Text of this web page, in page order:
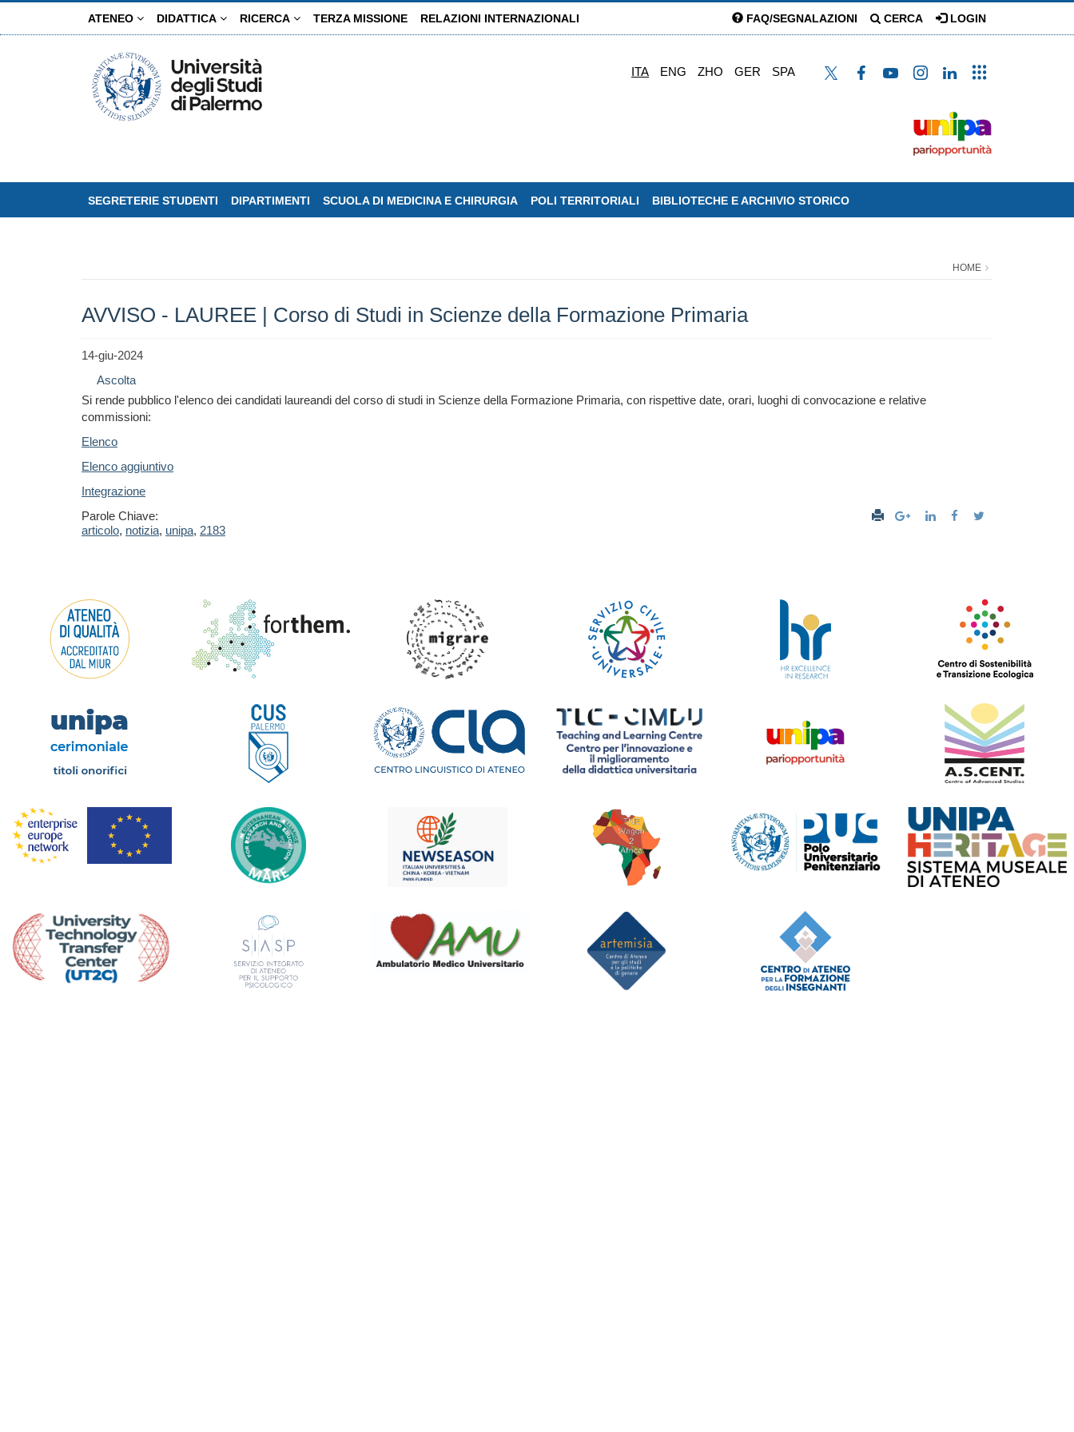
ATENEO DIDATTICA RICERCA TERZA MISSIONE RELAZIONI INTERNAZIONALI FAQ/SEGNALAZIONI CERCA LOGIN
ITA ENG ZHO GER SPA
SEGRETERIE STUDENTI DIPARTIMENTI SCUOLA DI MEDICINA E CHIRURGIA POLI TERRITORIALI BIBLIOTECHE E ARCHIVIO STORICO
HOME
AVVISO - LAUREE | Corso di Studi in Scienze della Formazione Primaria
14-giu-2024
Ascolta
Si rende pubblico l'elenco dei candidati laureandi del corso di studi in Scienze della Formazione Primaria, con rispettive date, orari, luoghi di convocazione e relative
commissioni:
Elenco
Elenco aggiuntivo
Integrazione
Parole Chiave:
articolo, notizia, unipa, 2183